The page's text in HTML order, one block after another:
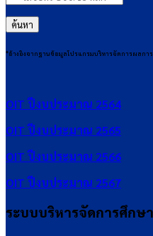
ค้นหา
*อ้างอิงจากฐานข้อมูลโปรแกรมบริหารจัดการผลการเ
OIT ปีงบประมาณ 2564
OIT ปีงบประมาณ 2565
OIT ปีงบประมาณ 2566
OIT ปีงบประมาณ 2567
ระบบบริหารจัดการศึกษา